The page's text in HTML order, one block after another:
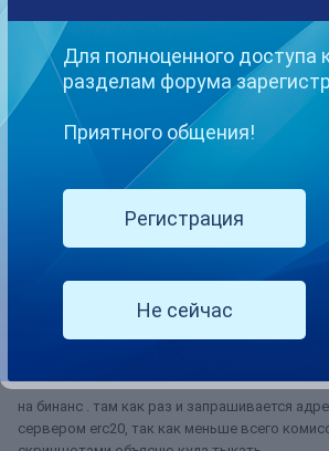
подпишут.Дружными рядами на зону
ну пока что это только проект, пока не
пользоваться....хотя бы как временная мера,
наладится все....
hey_ho
Опубликовано24 февраля, 2022
В 24.02.2022 в 21:03, ZlayaSobaka
на бинанс . там как раз и запрашивается
сервером erc20, так как меньше всего
Для полноценного доступа
разделам форума
Приятного общения!
Регистрация
Не сейчас